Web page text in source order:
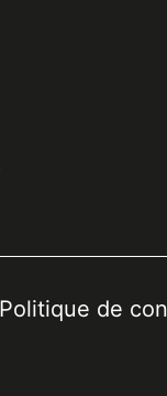
Politique de